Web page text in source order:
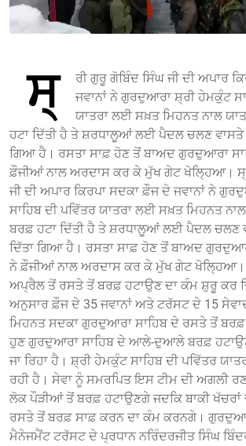
ਸ੍
ਰੀ ਗੁਰੂ ਗੋਬਿੰਦ ਸਿੰਘ ਜੀ ਦੀ ਅਪਾਰ
ਜਵਾਨਾਂ ਨੇ ਗੁਰਦੁਆਰਾ ਸ਼੍ਰੀ ਹੇਮਕੁੰਟ
ਯਾਤਰਾ ਲਈ ਸਖ਼ਤ ਮਿਹਨਤ ਨਾਲ
ਹਟਾ ਦਿੱਤੀ ਹੈ ਤੇ ਸ਼ਰਧਾਲੂਆਂ ਲਈ ਪੈਦਲ ਚਲਣ ਵਾਸਤੇ
ਗਿਆ ਹੈ। ਰਸਤਾ ਸਾਫ਼ ਹੋਣ ਤੋਂ ਬਾਅਦ ਗੁਰਦੁਆਰਾ
ਫ਼ੌਜੀਆਂ ਨਾਲ ਅਰਦਾਸ ਕਰ ਕੇ ਮੁੱਖ ਗੇਟ ਖੋਲ੍ਹਿਆ।
ਜੀ ਦੀ ਅਪਾਰ ਕਿਰਪਾ ਸਦਕਾ ਫ਼ੌਜ ਦੇ ਜਵਾਨਾਂ ਨੇ
ਸਾਹਿਬ ਦੀ ਪਵਿੱਤਰ ਯਾਤਰਾ ਲਈ ਸਖ਼ਤ ਮਿਹਨਤ
ਬਰਫ਼ ਹਟਾ ਦਿੱਤੀ ਹੈ ਤੇ ਸ਼ਰਧਾਲੂਆਂ ਲਈ ਪੈਦਲ ਚਲਣ
ਦਿੱਤਾ ਗਿਆ ਹੈ। ਰਸਤਾ ਸਾਫ਼ ਹੋਣ ਤੋਂ ਬਾਅਦ
ਨੇ ਫ਼ੌਜੀਆਂ ਨਾਲ ਅਰਦਾਸ ਕਰ ਕੇ ਮੁੱਖ ਗੇਟ ਖੋਲ੍ਹਿਆ।
ਅਪ੍ਰੈਲ ਤੋਂ ਰਸਤੇ ਤੋਂ ਬਰਫ਼ ਹਟਾਉਣ ਦਾ ਕੰਮ ਸ਼ੁਰੂ ਕਰ
ਅਨੁਸਾਰ ਫ਼ੌਜ ਦੇ 35 ਜਵਾਨਾਂ ਅਤੇ ਟਰੱਸਟ ਦੇ 15
ਮਿਹਨਤ ਸਦਕਾ ਗੁਰਦੁਆਰਾ ਸਾਹਿਬ ਦੇ ਰਸਤੇ ਤੋਂ
ਹੁਣ ਗੁਰਦੁਆਰਾ ਸਾਹਿਬ ਦੇ ਆਲੇ-ਦੁਆਲੇ ਬਰਫ਼
ਜਾ ਰਿਹਾ ਹੈ। ਸ਼੍ਰੀ ਹੇਮਕੁੰਟ ਸਾਹਿਬ ਦੀ ਪਵਿੱਤਰ
ਰਹੀ ਹੈ। ਸੇਵਾ ਨੂੰ ਸਮਰਪਿਤ ਇਸ ਟੀਮ ਦੀ ਅਗਲੀ
ਲੋਕ ਪੌੜੀਆਂ ਤੋਂ ਬਰਫ਼ ਹਟਾਉਣਗੇ ਜਦਕਿ ਬਾਕੀ
ਰਸਤੇ ਤੋਂ ਬਰਫ਼ ਸਾਫ਼ ਕਰਨ ਦਾ ਕੰਮ ਕਰਨਗੇ।
ਮੈਨੇਜਮੈਂਟ ਟਰੱਸਟ ਦੇ ਪ੍ਰਧਾਨ ਨਰਿੰਦਰਜੀਤ ਸਿੰਘ